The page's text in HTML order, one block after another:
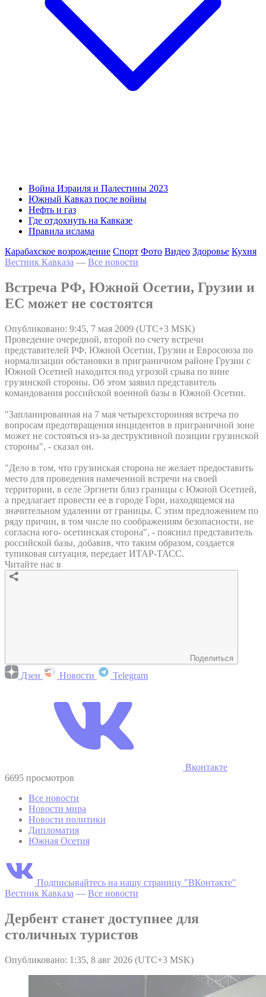
Война Израиля и Палестины 2023
Южный Кавказ после войны
Нефть и газ
Где отдохнуть на Кавказе
Правила ислама
Карабахское возрождение Спорт Фото Видео Здоровье Кухня
Вестник Кавказа — Все новости
Встреча РФ, Южной Осетии, Грузии и
ЕС может не состоятся
Опубликовано: 9:45, 7 мая 2009 (UTC+3 MSK)
Проведение очередной, второй по счету встречи
представителей РФ, Южной Осетии, Грузии и Евросоюза по
нормализации обстановки в приграничном районе Грузии с
Южной Осетией находится под угрозой срыва по вине
грузинской стороны. Об этом заявил представитель
командования российской военной базы в Южной Осетии.
"Запланированная на 7 мая четырехсторонняя встреча по
вопросам предотвращения инцидентов в приграничной зоне
может не состояться из-за деструктивной позиции грузинской
стороны", - сказал он.
"Дело в том, что грузинская сторона не желает предоставить
место для проведения намеченной встречи на своей
территории, в селе Эргнети близ границы с Южной Осетией,
а предлагает провести ее в городе Гори, находящемся на
значительном удалении от границы. С этим предложением по
ряду причин, в том числе по соображениям безопасности, не
согласна юго- осетинская сторона", - пояснил представитель
российской базы, добавив, что таким образом, создается
тупиковая ситуация, передает ИТАР-ТАСС.
Читайте нас в
Поделиться
Дзен Новости Telegram
Вконтакте
6695 просмотров
Все новости
Новости мира
Новости политики
Дипломатия
Южная Осетия
Подписывайтесь на нашу страницу "ВКонтакте"
Вестник Кавказа — Все новости
Дербент станет доступнее для
столичных туристов
Опубликовано: 1:35, 8 авг 2026 (UTC+3 MSK)